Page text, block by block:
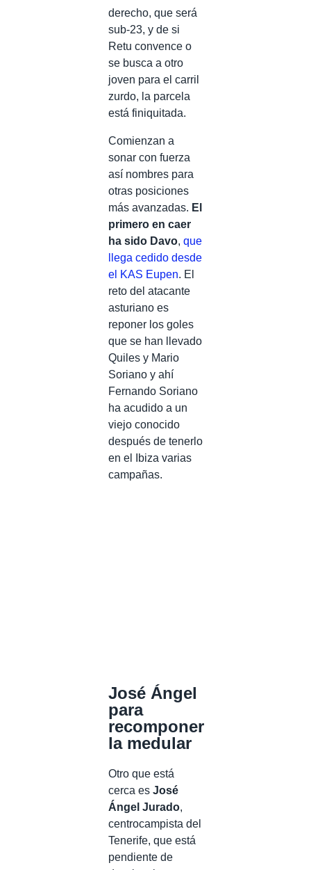
derecho, que será
sub-23, y de si
Retu convence o
se busca a otro
joven para el carril
zurdo, la parcela
está finiquitada.
Comienzan a
sonar con fuerza
así nombres para
otras posiciones
más avanzadas. El
primero en caer
ha sido Davo, que
llega cedido desde
el KAS Eupen. El
reto del atacante
asturiano es
reponer los goles
que se han llevado
Quiles y Mario
Soriano y ahí
Fernando Soriano
ha acudido a un
viejo conocido
después de tenerlo
en el Ibiza varias
campañas.
José Ángel
para
recomponer
la medular
Otro que está
cerca es José
Ángel Jurado,
centrocampista del
Tenerife, que está
pendiente de